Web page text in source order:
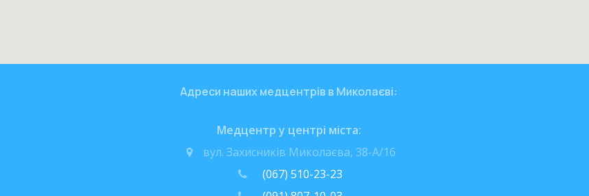
Адреси наших медцентрів в Миколаєві:
Медцентр у центрі міста:
вул. Захисників Миколаєва, 38-А/16
(067) 510-23-23